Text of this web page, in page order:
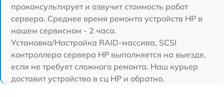
проконсультирует и озвучит стоимость работ
сервера. Среднее время ремонта устройств HP в
нашем сервисном - 2 часа.
Установка/Настройка RAID-массива, SCSI
контроллера сервера HP выполняется на выезде,
если не требует сложного ремонта. Наш курьер
доставит устройство в сц HP и обратно.